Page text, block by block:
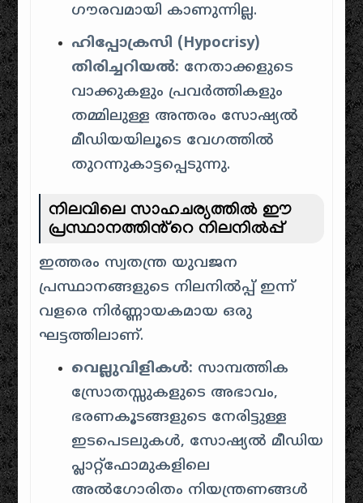
ഗൗരവമായി കാണുന്നില്ല.
ഹിപ്പോക്രസി (Hypocrisy)
തിരിച്ചറിയൽ: നേതാക്കളുടെ
വാക്കുകളും പ്രവർത്തികളും
തമ്മിലുള്ള അന്തരം സോഷ്യൽ
മീഡിയയിലൂടെ വേഗത്തിൽ
തുറന്നുകാട്ടപ്പെടുന്നു.
നിലവിലെ സാഹചര്യത്തിൽ ഈ
പ്രസ്ഥാനത്തിൻ്റെ നിലനിൽപ്പ്
ഇത്തരം സ്വതന്ത്ര യുവജന
പ്രസ്ഥാനങ്ങളുടെ നിലനിൽപ്പ് ഇന്ന്
വളരെ നിർണ്ണായകമായ ഒരു
ഘട്ടത്തിലാണ്.
വെല്ലുവിളികൾ: സാമ്പത്തിക
സ്രോതസ്സുകളുടെ അഭാവം,
ഭരണകൂടങ്ങളുടെ നേരിട്ടുള്ള
ഇടപെടലുകൾ, സോഷ്യൽ മീഡിയ
പ്ലാറ്റ്‌ഫോമുകളിലെ
അൽഗോരിതം നിയന്ത്രണങ്ങൾ